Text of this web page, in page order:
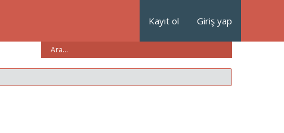
Kayıt ol Giriş yap